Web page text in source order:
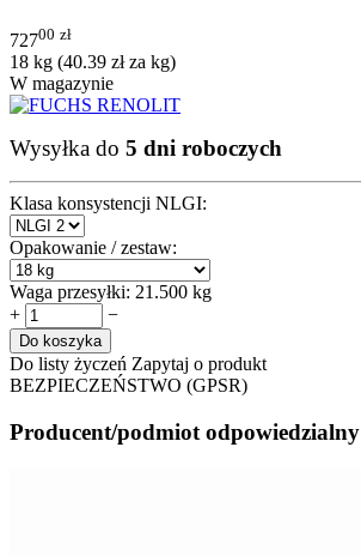
72700 zł
18 kg (40.39 złza kg)
W magazynie
Wysyłka do 5 dni roboczych
Klasa konsystencji NLGI:
Opakowanie / zestaw:
Waga przesyłki: 21.500 kg
+
−
Do koszyka
Do listy życzeń Zapytaj o produkt
BEZPIECZEŃSTWO (GPSR)
Producent/podmiot odpowiedzialny